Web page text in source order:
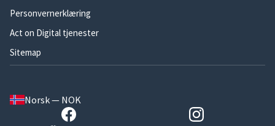
Personvernerklæring
Act on Digital tjenester
Sitemap
Norsk — NOK